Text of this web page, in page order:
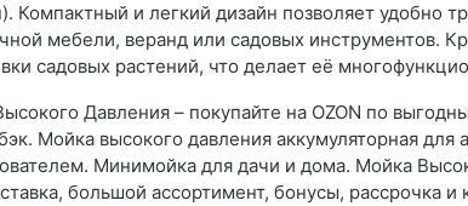
и легкий дизайн позволяет удобно
мебели, веранд или садовых инструментов.
садовых растений, что делает её
Давления – покупайте на OZON по
Мойка высокого давления аккумуляторная
Минимойка для дачи и дома. Мойка
большой ассортимент, бонусы, рассрочка